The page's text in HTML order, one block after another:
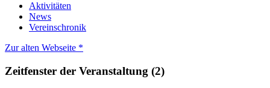
Aktivitäten
News
Vereinschronik
Zur alten Webseite *
Zeitfenster der Veranstaltung (2)